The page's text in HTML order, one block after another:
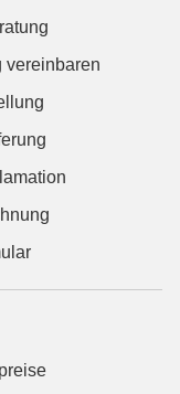
vereinbaren